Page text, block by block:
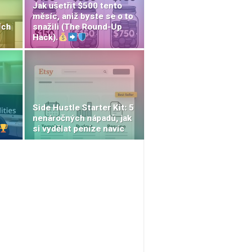
Jak ušetřit $500 tento
měsíc, aniž byste se o to
snažili (The Round-Up
Hack).
Side Hustle Starter Kit: 5
nenáročných nápadů, jak
si vydělat peníze navíc